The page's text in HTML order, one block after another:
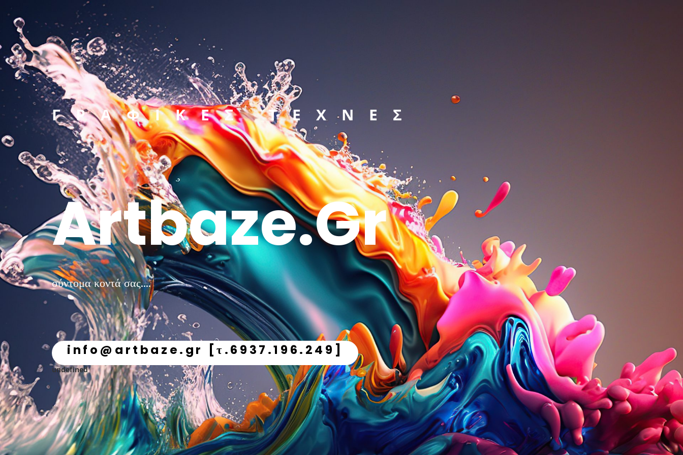
ΓΡΑΦΙΚΕΣ ΤΕΧΝΕΣ
Artbaze.gr
σύντομα κοντά σας....
info@artbaze.gr [τ.6937.196.249]
undefined